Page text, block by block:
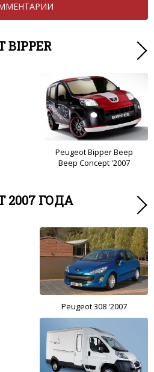
BIPPER
Peugeot Bipper Beep
Beep Concept '2007
2007 ГОДА
Peugeot 308 '2007